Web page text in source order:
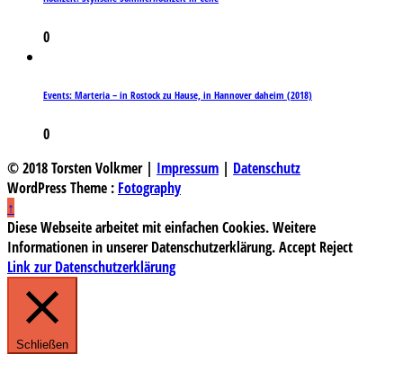
0
Events: Marteria – in Rostock zu Hause, in Hannover daheim (2018)
0
© 2018 Torsten Volkmer | Impressum | Datenschutz
WordPress Theme : Fotography
↑
Diese Webseite arbeitet mit einfachen Cookies. Weitere
Informationen in unserer Datenschutzerklärung.Accept Reject
Link zur Datenschutzerklärung
Schließen